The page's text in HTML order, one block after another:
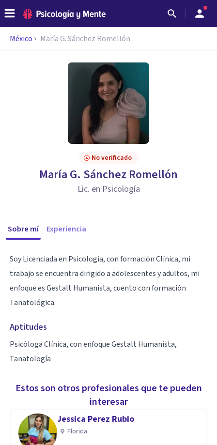
México María G. Sánchez Romellón
No verificado
María G. Sánchez Romellón
Lic. en Psicología
Sobre mí Experiencia
Soy Licenciada en Psicología, con formación Clínica, mi
trabajo se encuentra dirigido a adolescentes y adultos, mi
enfoque es Gestalt Humanista, cuento con formación
Tanatológica.
Aptitudes
Psicóloga Clínica, con enfoque Gestalt Humanista,
Tanatología
Estos son otros profesionales que te pueden
interesar
Jessica Perez Rubio
Florida